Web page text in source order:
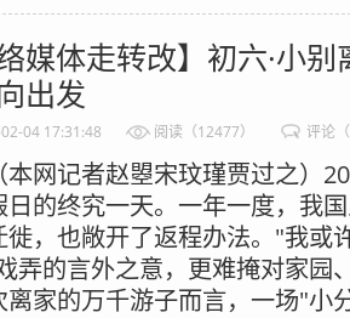
络媒体走转改】初六·小
出发
04 17:31:48 阅读（12477） 评论
网记者赵曌宋玟瑾贾过之）
的终究一天。一年一度，我
，也敞开了返程办法。"我或
弄的言外之意，更难掩对家园
家的万千游子而言，一场"小